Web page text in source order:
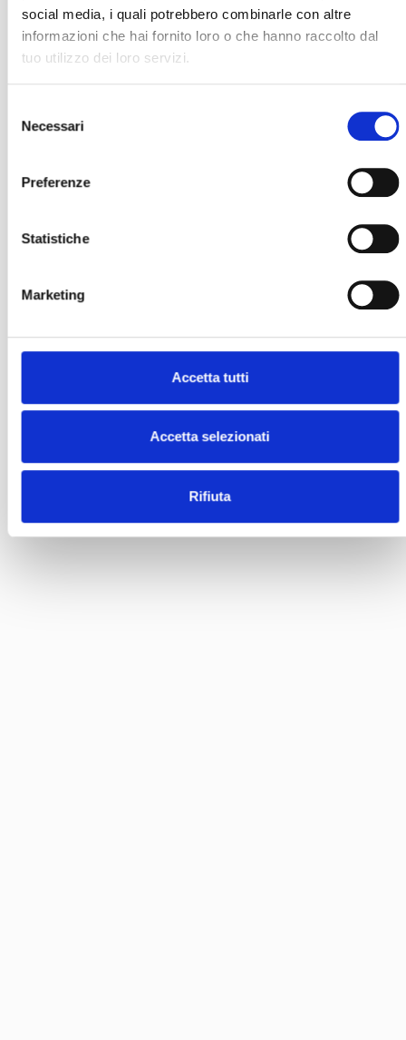
social media, i quali potrebbero combinarle con altre
informazioni che hai fornito loro o che hanno raccolto dal
tuo utilizzo dei loro servizi.
delNecessari
Preferenze
Statistiche
Marketing
Accetta tutti
Accetta selezionati
Rifiuta